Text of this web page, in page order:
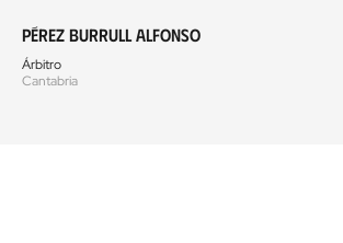
Pérez Burrull Alfonso
Árbitro
Cantabria